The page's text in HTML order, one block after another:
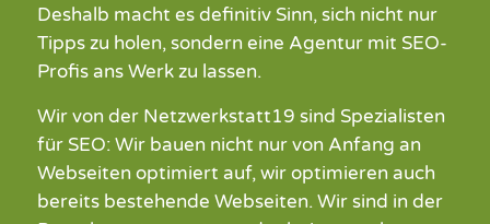
Deshalb macht es definitiv Sinn, sich nicht nur
Tipps zu holen, sondern eine Agentur mit SEO-
Profis ans Werk zu lassen.
Wir von der Netzwerkstatt19 sind Spezialisten
für SEO: Wir bauen nicht nur von Anfang an
Webseiten optimiert auf, wir optimieren auch
bereits bestehende Webseiten. Wir sind in der